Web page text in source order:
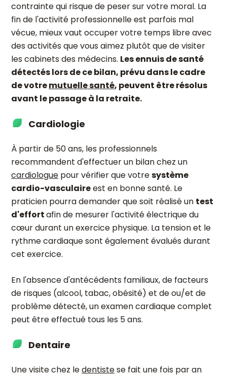
contrainte qui risque de peser sur votre moral. La
fin de l'activité professionnelle est parfois mal
vécue, mieux vaut occuper votre temps libre avec
des activités que vous aimez plutôt que de visiter
les cabinets des médecins. Les ennuis de santé
détectés lors de ce bilan, prévu dans le cadre
de votremutuelle santé, peuvent être résolus
avant le passage à la retraite.
Cardiologie
À partir de 50 ans, les professionnels
recommandent d'effectuer un bilan chez un
cardiologue pour vérifier que votresystème
cardio-vasculaireest en bonne santé. Le
praticien pourra demander que soit réalisé un test
d'effortafin de mesurer l'activité électrique du
cœur durant un exercice physique. La tension et le
rythme cardiaque sont également évalués durant
cet exercice.
En l'absence d'antécédents familiaux, de facteurs
de risques (alcool, tabac, obésité) et de ou/et de
problème détecté, un examen cardiaque complet
peut être effectué tous les 5 ans.
Dentaire
Une visite chez ledentistese fait une fois par an